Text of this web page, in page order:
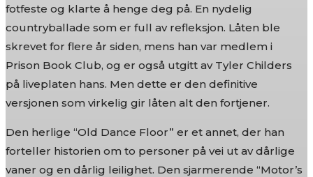
fotfeste og klarte å henge deg på. En nydelig
countryballade som er full av refleksjon. Låten ble
skrevet for flere år siden, mens han var medlem i
Prison Book Club, og er også utgitt av Tyler Childers
på liveplaten hans. Men dette er den definitive
versjonen som virkelig gir låten alt den fortjener.
Den herlige “Old Dance Floor” er et annet, der han
forteller historien om to personer på vei ut av dårlige
vaner og en dårlig leilighet. Den sjarmerende “Motor’s